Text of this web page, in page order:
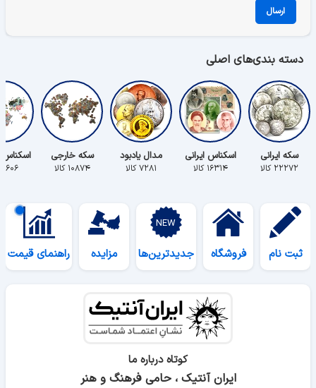
ارسال
دسته بندی‌های اصلی
سکه ایرانی
۲۲۲۷۲ کالا
اسکناس ایرانی
۱۶۳۱۴ کالا
مدال یادبود
۷۲۸۱ کالا
سکه خارجی
۱۰۸۷۴ کالا ۵۶۰۶ کالا
ثبت نام فروشگاه جدیدترین‌ها مزایده راهنمای قیمت
کوتاه درباره ما
ایران آنتیک ، حامی فرهنگ و هنر